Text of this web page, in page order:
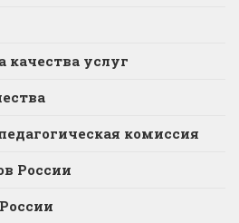
качества услуг
комиссия
России